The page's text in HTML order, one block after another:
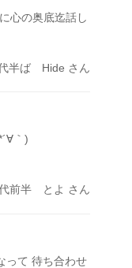
心の奥底迄話し
半ば Hide さん
｀)
前半 とよ さん
って 待ち合わせ